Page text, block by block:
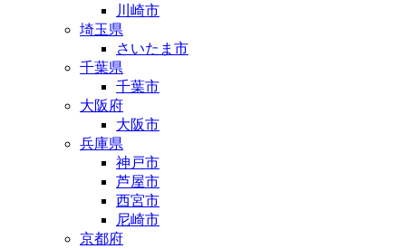
川崎市
埼玉県
さいたま市
千葉県
千葉市
大阪府
大阪市
兵庫県
神戸市
芦屋市
西宮市
尼崎市
京都府